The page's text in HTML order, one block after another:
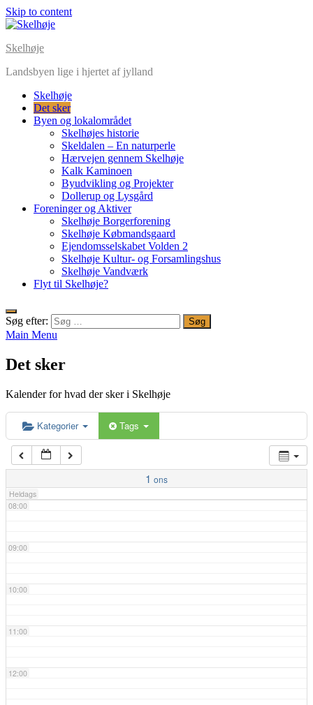
Skip to content
Skelhøje
Landsbyen lige i hjertet af jylland
Skelhøje
Det sker
Byen og lokalområdet
Skelhøjes historie
Skeldalen – En naturperle
Hærvejen gennem Skelhøje
Kalk Kaminoen
Byudvikling og Projekter
Dollerup og Lysgård
Foreninger og Aktiver
Skelhøje Borgerforening
Skelhøje Købmandsgaard
Ejendomsselskabet Volden 2
Skelhøje Kultur- og Forsamlingshus
Skelhøje Vandværk
Flyt til Skelhøje?
Søg efter:
Main Menu
Det sker
Kalender for hvad der sker i Skelhøje
Kategorier Tags
1 ons
Heldags
01:00
04:00
06:00
07:00
08:00
09:00
10:00
11:00
12:00